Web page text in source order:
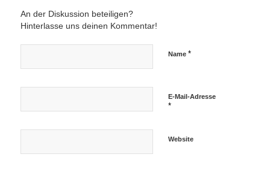
An der Diskussion beteiligen?
Hinterlasse uns deinen Kommentar!
Name *
E-Mail-Adresse
*
Website